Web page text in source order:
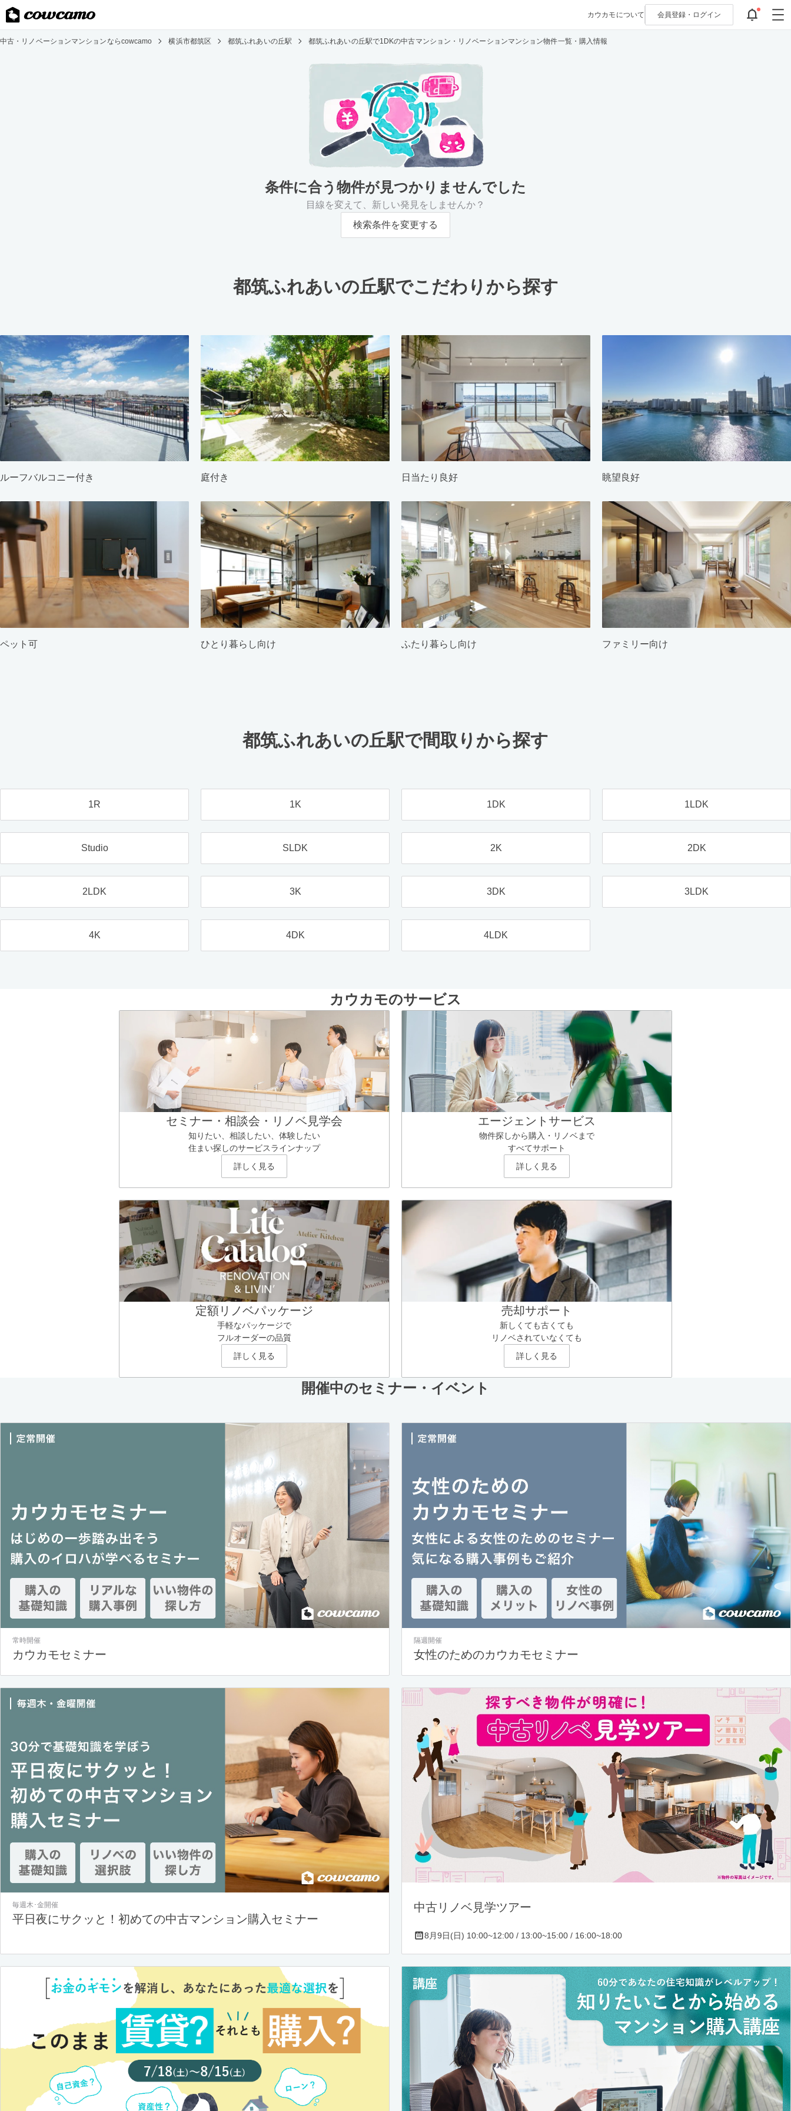
カウカモについて 会員登録・ ログイン
中古・リノベーションマンションならcowcamo 横浜市都筑区 都筑ふれあいの丘駅 都筑ふれあいの丘駅で1DKの中古マンション・リノベーションマンション物件一覧・購入情報
条件に合う物件が見つかりませんでした
目線を変えて、新しい発見をしませんか？
検索条件を変更する
都筑ふれあいの丘駅でこだわりから探す
ルーフバルコニー付き 庭付き 日当たり良好 眺望良好
ペット可 ひとり暮らし向け ふたり暮らし向け ファミリー向け
都筑ふれあいの丘駅で間取りから探す
1R 1K 1DK 1LDK
Studio SLDK 2K 2DK
2LDK 3K 3DK 3LDK
4K 4DK 4LDK
カウカモのサービス
セミナー・相談会・リノベ見学会
知りたい、相談したい、体験したい
住まい探しのサービスラインナップ
詳しく見る
エージェントサービス
物件探しから購入・リノベまで
すべてサポート
詳しく見る
定額リノベパッケージ
手軽なパッケージで
フルオーダーの品質
詳しく見る
売却サポート
新しくても古くても
リノベされていなくても
詳しく見る
開催中のセミナー・イベント
常時開催
カウカモセミナー
隔週開催
女性のためのカウカモセミナー
毎週木･金開催
平日夜にサクッと！初めての中古マンション購入セミナー
中古リノベ見学ツアー
8月9日(日) 10:00~12:00 / 13:00~15:00 / 16:00~18:00